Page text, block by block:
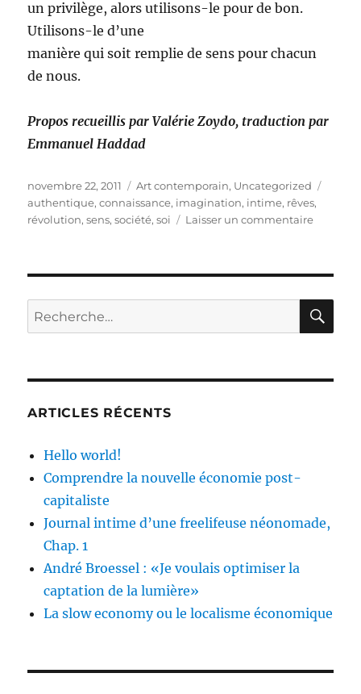
un privilège, alors utilisons-le pour de bon.
Utilisons-le d’une
manière qui soit remplie de sens pour chacun
de nous.
Propos recueillis par Valérie Zoydo, traduction par
Emmanuel Haddad
Publié
le
novembre 22, 2011 Catégories
Art contemporain, Uncategorized
authentique,connaissance, imagination, intime, rêves,
révolution,sens,société,soi Laisser un commentairesur
Sean
Lee
Recherche
pour :
ARTICLES RÉCENTS
Hello world!
Comprendre la nouvelle économie post-
capitaliste
Journal intime d’une freelifeuse néonomade,
Chap. 1
André Broessel : «Je voulais optimiser la
captation de la lumière»
La slow economy ou le localisme économique